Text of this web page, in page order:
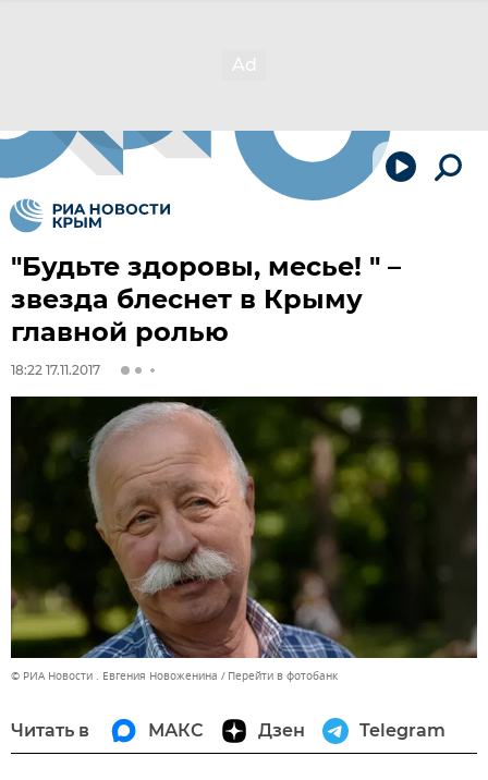
"Будьте здоровы, месье! " –
звезда блеснет в Крыму
главной ролью
18:22 17.11.2017
© РИА Новости . Евгения Новоженина Перейти в фотобанк
Читать в МАКС Дзен Telegram